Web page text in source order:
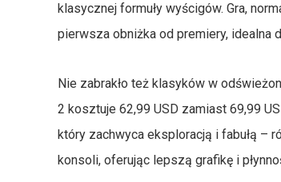
klasycznej formuły wyścigów. Gra,
pierwsza obniżka od premiery, idealna
Nie zabrakło też klasyków w
2 kosztuje 62,99 USD zamiast 69,99
który zachwyca eksploracją i fabułą –
konsoli, oferując lepszą grafikę i